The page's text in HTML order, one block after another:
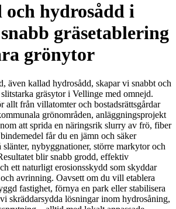
och hydrosådd i
gräsetablering
grönytor
även kallad hydrosådd, skapar vi snabbt och
gräsytor i Vellinge med omnejd.
allt från villatomter och bostadsrättsgårdar
grönområden, anläggningsprojekt
att sprida en näringsrik slurry av frö, fiber
får du en jämn och säker
slänter, nybyggnationer, större markytor och
blir snabb grodd, effektiv
ett naturligt erosionsskydd som skyddar
avrinning. Oavsett om du vill etablera
fastighet, förnya en park eller stabilisera
skräddarsydda lösningar inom hydrosåning,